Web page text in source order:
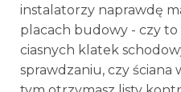
instalatorzy naprawdę
placach budowy - czy
ciasnych klatek
sprawdzaniu, czy ściana